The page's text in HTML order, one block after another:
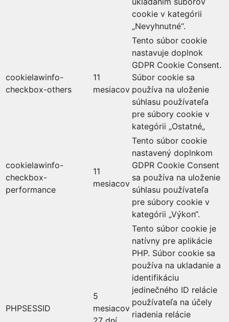
cookie v kategórii
„Nevyhnutné“.
cookielawinfo-
checkbox-others
11
mesiacov
Tento súbor cookie
nastavuje doplnok
GDPR Cookie Consent.
Súbor cookie sa
používa na uloženie
súhlasu používateľa
pre súbory cookie v
kategórii „Ostatné„
cookielawinfo-
checkbox-
performance
11
mesiacov
Tento súbor cookie
nastavený doplnkom
GDPR Cookie Consent
sa používa na uloženie
súhlasu používateľa
pre súbory cookie v
kategórii „Výkon“.
PHPSESSID
5
mesiacov
Tento súbor cookie je
natívny pre aplikácie
PHP. Súbor cookie sa
používa na ukladanie a
identifikáciu
jedinečného ID relácie
používateľa na účely
riadenia relácie